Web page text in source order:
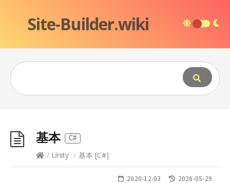
Site-Builder.wiki
基本
C#
/ Unity / 基本 [C#]
2020-12-03 2026-05-29